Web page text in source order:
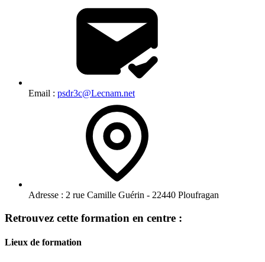
Email : psdr3c@Lecnam.net
Adresse : 2 rue Camille Guérin - 22440 Ploufragan
Retrouvez cette formation en centre :
Lieux de formation